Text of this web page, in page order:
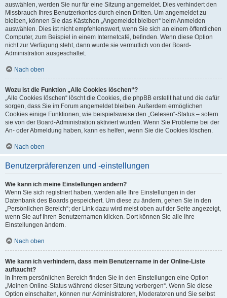
auswählen, werden Sie nur für eine Sitzung angemeldet. Dies verhindert den
Missbrauch Ihres Benutzerkontos durch einen Dritten. Um angemeldet zu
bleiben, können Sie das Kästchen „Angemeldet bleiben“ beim Anmelden
auswählen. Dies ist nicht empfehlenswert, wenn Sie sich an einem öffentlichen
Computer, zum Beispiel in einem Internetcafé, befinden. Wenn diese Option
nicht zur Verfügung steht, dann wurde sie vermutlich von der Board-
Administration ausgeschaltet.
Nach oben
Wozu ist die Funktion „Alle Cookies löschen“?
„Alle Cookies löschen“ löscht die Cookies, die phpBB erstellt hat und die dafür
sorgen, dass Sie im Forum angemeldet bleiben. Außerdem ermöglichen
Cookies einige Funktionen, wie beispielsweise den „Gelesen“-Status – sofern
sie von der Board-Administration aktiviert wurden. Wenn Sie Probleme bei der
An- oder Abmeldung haben, kann es helfen, wenn Sie die Cookies löschen.
Nach oben
Benutzerpräferenzen und -einstellungen
Wie kann ich meine Einstellungen ändern?
Wenn Sie sich registriert haben, werden alle Ihre Einstellungen in der
Datenbank des Boards gespeichert. Um diese zu ändern, gehen Sie in den
„Persönlichen Bereich“; der Link dazu wird meist oben auf der Seite angezeigt,
wenn Sie auf Ihren Benutzernamen klicken. Dort können Sie alle Ihre
Einstellungen ändern.
Nach oben
Wie kann ich verhindern, dass mein Benutzername in der Online-Liste
auftaucht?
In Ihrem persönlichen Bereich finden Sie in den Einstellungen eine Option
„Meinen Online-Status während dieser Sitzung verbergen“. Wenn Sie diese
Option einschalten, können nur Administratoren, Moderatoren und Sie selbst